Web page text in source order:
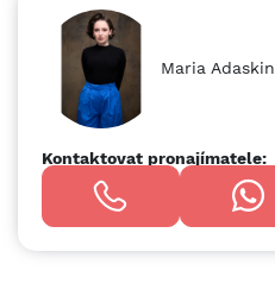
Maria Adaskin
Kontaktovat pronajímatele: